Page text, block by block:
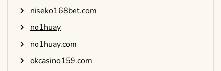
niseko168bet.com
no1huay
no1huay.com
okcasino159.com